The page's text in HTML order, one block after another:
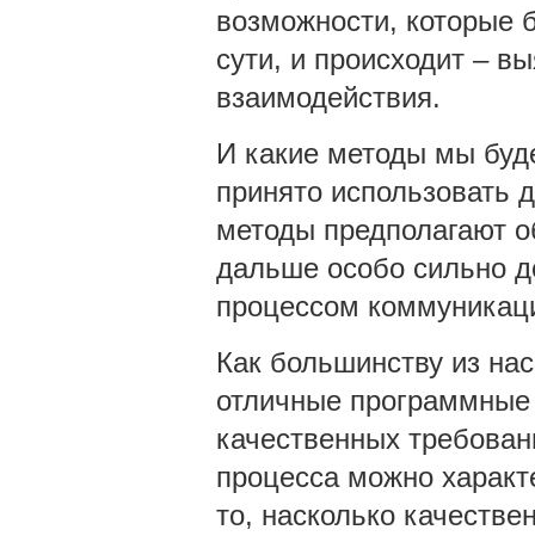
возможности, которые
сути, и происходит –
взаимодействия.
И какие методы мы
принято использовать
методы предполагают
дальше особо сильно
процессом
Как большинству из
отличные
качественных
процесса можно
то, насколько